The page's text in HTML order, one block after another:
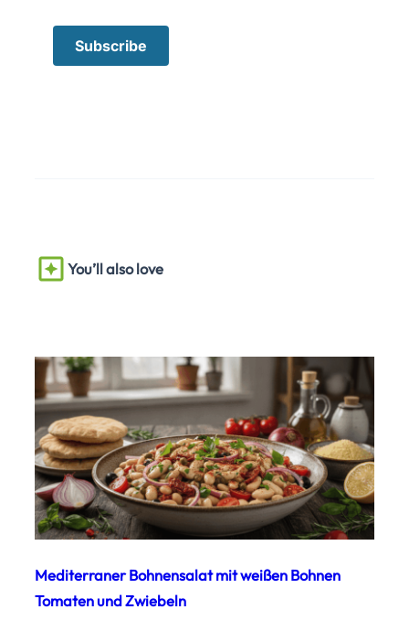
You’ll also love
Mediterraner Bohnensalat mit weißen Bohnen
Tomaten und Zwiebeln